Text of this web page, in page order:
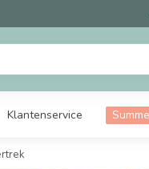
Klantenservice